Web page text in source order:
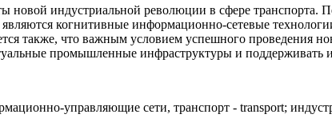
новой индустриальной революции в сфере
когнитивные информационно-сетевые
также, что важным условием успешного проведения
промышленные инфраструктуры и
управляющие сети, транспорт - transport;